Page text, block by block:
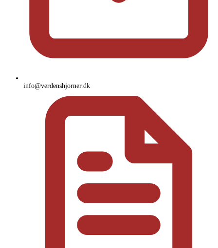
info@verdenshjorner.dk